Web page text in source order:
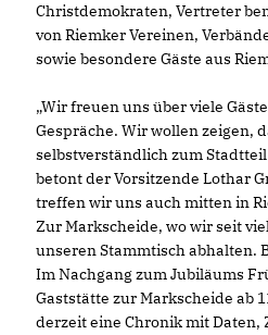
Christdemokraten, Vertreter
von Riemker Vereinen,
sowie besondere Gäste aus
Wir freuen uns über viele
Gespräche. Wir wollen zeigen,
selbstverständlich zum
betont der Vorsitzende Lothar
treffen wir uns auch mitten in
Zur Markscheide, wo wir seit
unseren Stammtisch abhalten.
Im Nachgang zum Jubiläums
Gaststätte zur Markscheide ab
derzeit eine Chronik mit Daten,